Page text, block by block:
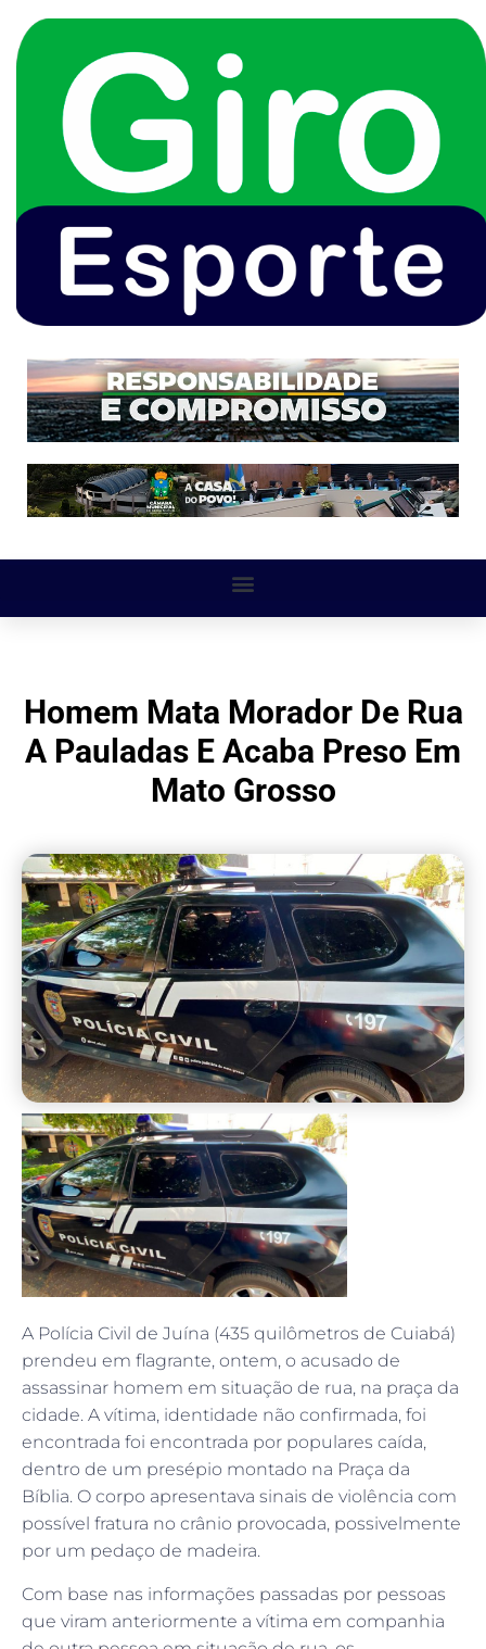
Homem Mata Morador De Rua
A Pauladas E Acaba Preso Em
Mato Grosso
A Polícia Civil de Juína (435 quilômetros de Cuiabá)
prendeu em flagrante, ontem, o acusado de
assassinar homem em situação de rua, na praça da
cidade. A vítima, identidade não confirmada, foi
encontrada foi encontrada por populares caída,
dentro de um presépio montado na Praça da
Bíblia. O corpo apresentava sinais de violência com
possível fratura no crânio provocada, possivelmente
por um pedaço de madeira.
Com base nas informações passadas por pessoas
que viram anteriormente a vítima em companhia